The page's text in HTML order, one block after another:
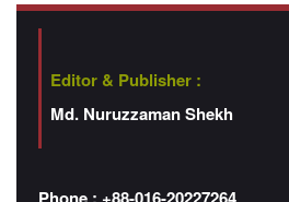
Editor & Publisher :
Md. Nuruzzaman Shekh